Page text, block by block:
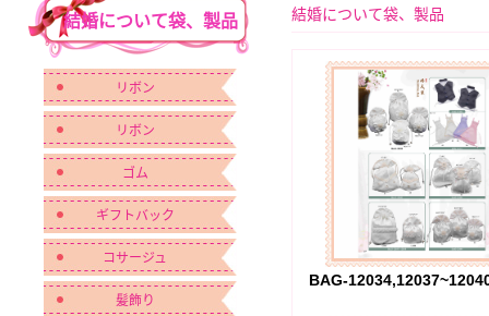
結婚について袋、製品
リボン
リボン
ゴム
ギフトバック
コサージュ
髪飾り
結婚について袋、製品